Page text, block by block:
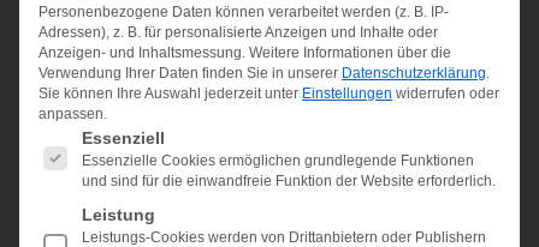
Kinderwunschbehandlung
Personenbezogene Daten können verarbeitet werden (z. B. IP-
Adressen), z. B. für personalisierte Anzeigen und Inhalte oder
Anzeigen- und Inhaltsmessung. Weitere Informationen über die
Verwendung Ihrer Daten finden Sie in unserer Datenschutzerklärung.
Sie können Ihre Auswahl jederzeit unter Einstellungen widerrufen oder
anpassen.
Es folgt eine Liste der Service-Gruppen, für die
Essenziell
Essenzielle Cookies ermöglichen grundlegende Funktionen
und sind für die einwandfreie Funktion der Website erforderlich.
Leistung
Leistungs-Cookies werden von Drittanbietern oder Publishern